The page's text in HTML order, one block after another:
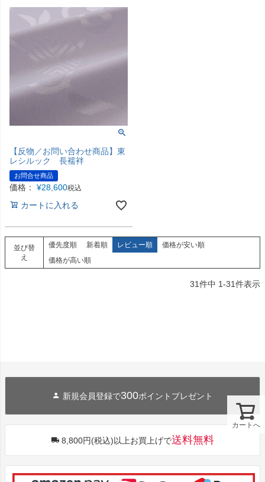
【反物／お問い合わせ商品】東
レシルック 長襦袢
お問合せ商品
価格： ¥28,600税込
カートに入れる
並び替
え
優先度順 新着順 レビュー順
価格が安い順
価格が高い順
31件中 1-31件表示
カートへ
新規会員登録で300ポイントプレゼント
8,800円(税込)以上お買上げで送料無料